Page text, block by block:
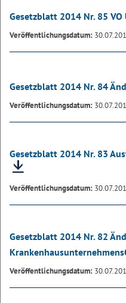
Gesetzblatt 2014 Nr. 85
Veröffentlichungsdatum:
Gesetzblatt 2014 Nr. 84
Veröffentlichungsdatum:
Gesetzblatt 2014 Nr. 83
Veröffentlichungsdatum:
Gesetzblatt 2014 Nr. 82
Veröffentlichungsdatum: